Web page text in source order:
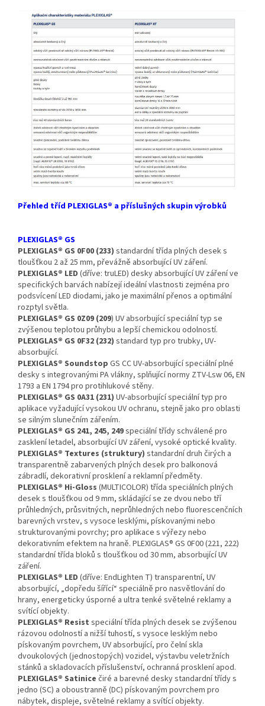
Přehled tříd PLEXIGLAS® a příslušných skupin výrobků
PLEXIGLAS® GS
PLEXIGLAS® GS 0F00 (233) standardní třída plných desek s
tloušťkou 2 až 25 mm, převážně absorbující UV záření.
PLEXIGLAS® LED (dříve: truLED) desky absorbující UV záření ve
specifických barvách nabízejí ideální vlastnosti zejména pro
podsvícení LED diodami, jako je maximální přenos a optimální
rozptyl světla.
PLEXIGLAS® GS 0Z09 (209) UV absorbující speciální typ se
zvýšenou teplotou průhybu a lepší chemickou odolností.
PLEXIGLAS® GS 0F32 (232) standard typ pro trubky, UV-
absorbující.
PLEXIGLAS® Soundstop GS CC UV-absorbující speciální plné
desky s integrovanými PA vlákny, splňující normy ZTV-Lsw 06, EN
1793 a EN 1794 pro protihlukové stěny.
PLEXIGLAS® GS 0A31 (231) UV-absorbující speciální typ pro
aplikace vyžadující vysokou UV ochranu, stejně jako pro oblasti
se silným slunečním zářením.
PLEXIGLAS® GS 241, 245, 249speciální třídy schválené pro
zasklení letadel, absorbující UV záření, vysoké optické kvality.
PLEXIGLAS® Textures (struktury) standardní druh čirých a
transparentně zabarvených plných desek pro balkonová
zábradlí, dekorativní prosklení a reklamní předměty.
PLEXIGLAS® Hi-Gloss (MULTICOLOR) třída speciálních plných
desek s tloušťkou od 9 mm, skládající se ze dvou nebo tří
průhledných, průsvitných, neprůhledných nebo fluorescenčních
barevných vrstev, s vysoce lesklými, pískovanými nebo
strukturovanými povrchy; pro aplikace s výřezy nebo
dekorativním efektem na hraně. PLEXIGLAS® GS 0F00 (221, 222)
standardní třída bloků s tloušťkou od 30 mm, absorbující UV
záření.
PLEXIGLAS® LED (dříve: EndLighten T) transparentní, UV
absorbující, „dopředu šířící“ speciálně pro nasvětlování do
hrany, energeticky úsporné a ultra tenké světelné reklamy a
svítící objekty.
PLEXIGLAS® Resist speciální třída plných desek se zvýšenou
rázovou odolností a nižší tuhostí, s vysoce lesklým nebo
pískovaným povrchem, UV absorbující, pro čelní skla
dvoukolových (jednostopých) vozidel, výstavbu veletržních
stánků a skladovacích příslušenství, ochranná prosklení apod.
PLEXIGLAS® Satinice čiré a barevné desky standardní třídy s
jedno (SC) a oboustranně (DC) pískovaným povrchem pro
nábytek, displeje, světelné reklamy a svítící objekty.